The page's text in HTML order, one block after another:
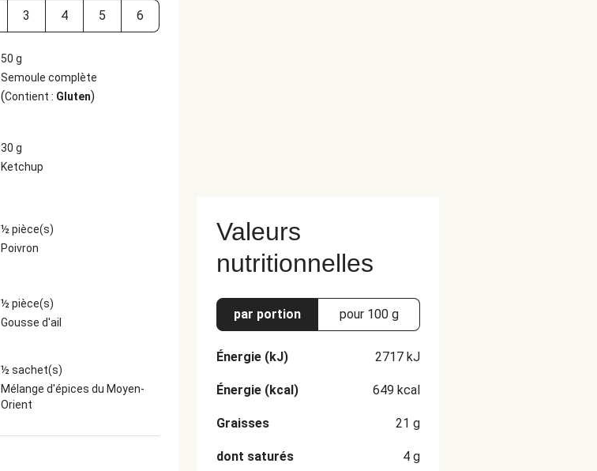
3 4 5 6
50 g
Semoule complète
(Contient : Gluten)
30 g
Ketchup
½ pièce(s)
Poivron
½ pièce(s)
Gousse d'ail
½ sachet(s)
Mélange d'épices du Moyen-
Orient
Valeurs
nutritionnelles
par portion pour 100 g
Énergie (kJ) 2717 kJ
Énergie (kcal) 649 kcal
Graisses 21 g
dont saturés 4 g